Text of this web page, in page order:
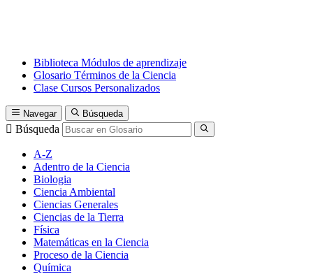
Biblioteca Módulos de aprendizaje
Glosario Términos de la Ciencia
Clase Cursos Personalizados
Navegar Búsqueda
Búsqueda
A-Z
Adentro de la Ciencia
Biologia
Ciencia Ambiental
Ciencias Generales
Ciencias de la Tierra
Física
Matemáticas en la Ciencia
Proceso de la Ciencia
Química